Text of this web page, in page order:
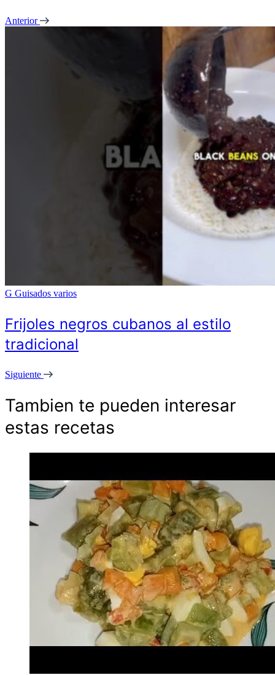
Anterior
G Guisados varios
Frijoles negros cubanos al estilo
tradicional
Siguiente
Tambien te pueden interesar
estas recetas